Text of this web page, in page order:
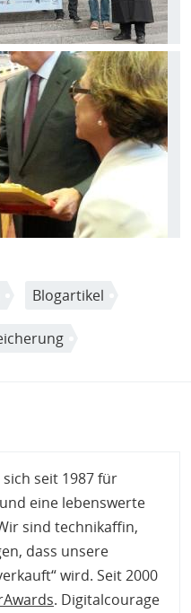
Blogartikel
seit 1987 für
eine lebenswerte
sind technikaffin,
dass unsere
wird. Seit 2000
. Digitalcourage